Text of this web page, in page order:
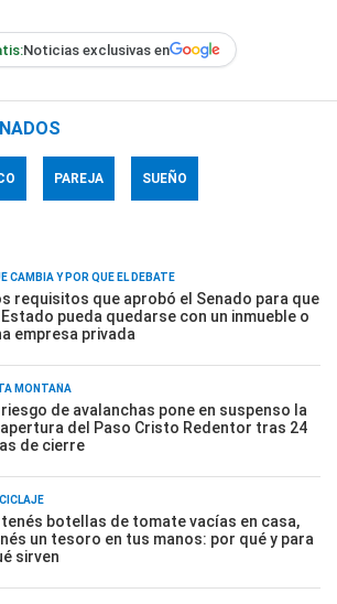
Noticias exclusivas en
PAREJA SUEÑO
CAMBIA Y POR QUÉ EL DEBATE
requisitos que aprobó el Senado para que
pueda quedarse con un inmueble o
empresa privada
MONTAÑA
riesgo de avalanchas pone en suspenso la
del Paso Cristo Redentor tras 24
de cierre
tenés botellas de tomate vacías en casa,
un tesoro en tus manos: por qué y para
sirven